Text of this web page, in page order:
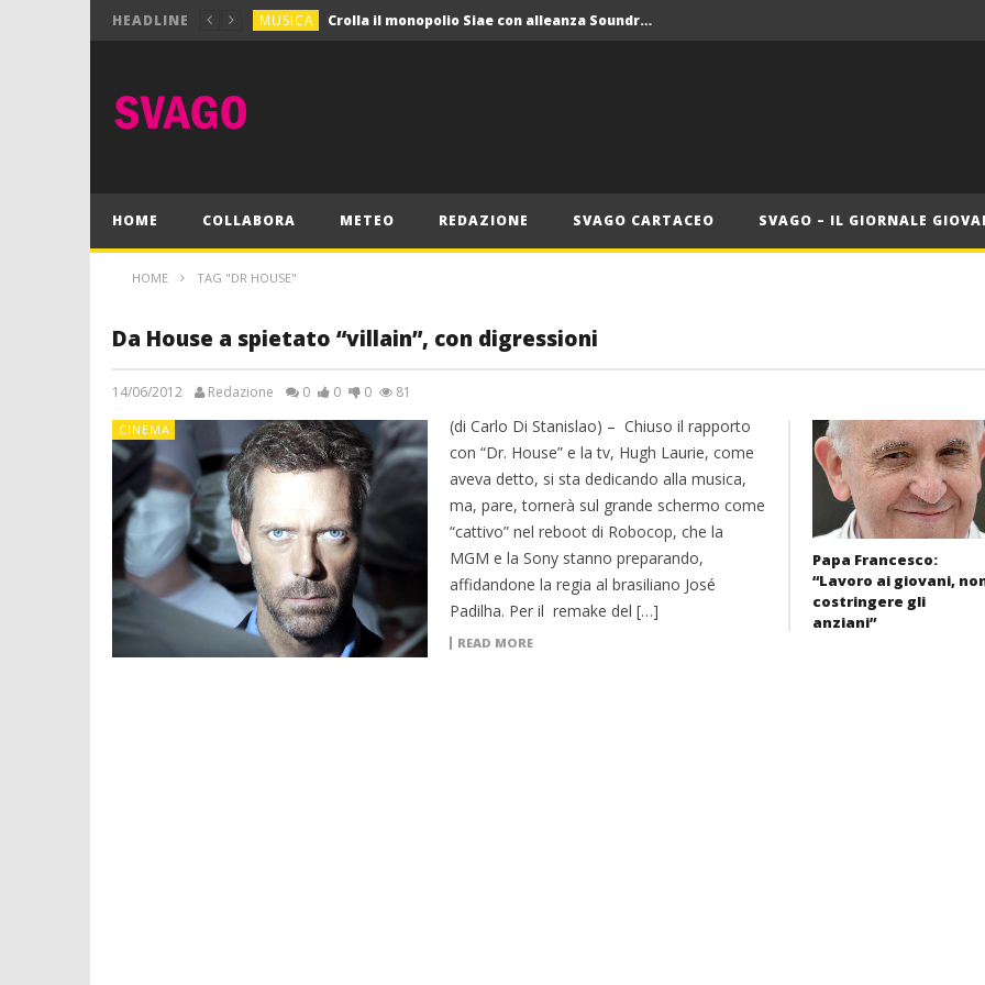
HEADLINE MUSICA Crolla il monopolio Siae con alleanza Soundreef – LEA
MUSICA Crolla il monopolio Siae con alleanza Soundreef – LEA
HOME COLLABORA METEO REDAZIONE SVAGO CARTACEO SVAGO – IL GIORNALE
HOME TAG "DR HOUSE"
Da House a spietato “villain”, con digressioni
14/06/2012 Redazione 0 0 0 81
CINEMA
(di Carlo Di Stanislao) – Chiuso il rapporto
con “Dr. House” e la tv, Hugh Laurie, come
aveva detto, si sta dedicando alla musica,
ma, pare, tornerà sul grande schermo come
“cattivo” nel reboot di Robocop, che la
MGM e la Sony stanno preparando,
affidandone la regia al brasiliano José
Padilha. Per il remake del […]
READ MORE
Papa Francesco:
“Lavoro ai giovani,
costringere gli
anziani”